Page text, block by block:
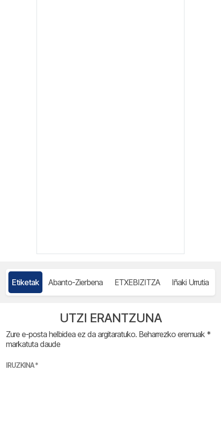
Etiketak Abanto-Zierbena ETXEBIZITZA Iñaki Urrutia
UTZI ERANTZUNA
Zure e-posta helbidea ez da argitaratuko. Beharrezko eremuak *
markatuta daude
IRUZKINA*